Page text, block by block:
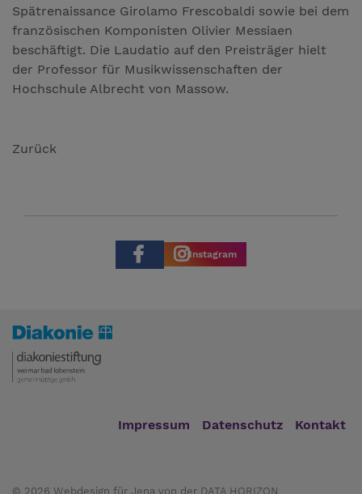
Spätrenaissance Girolamo Frescobaldi sowie bei dem
französischen Komponisten Olivier Messiaen
beschäftigt. Die Laudatio auf den Preisträger hielt
der Professor für Musikwissenschaften der
Hochschule Albrecht von Massow.
Zurück
Instagram
Impressum Datenschutz Kontakt
© 2026 Webdesign für Jena von der DATA HORIZON